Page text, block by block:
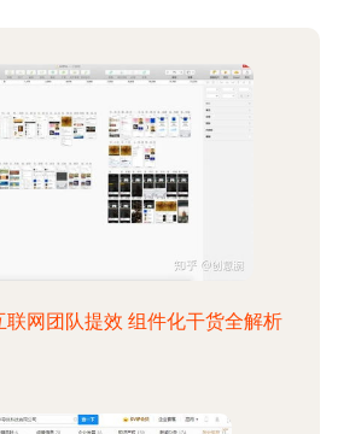
网团队提效 组件化干货全解析